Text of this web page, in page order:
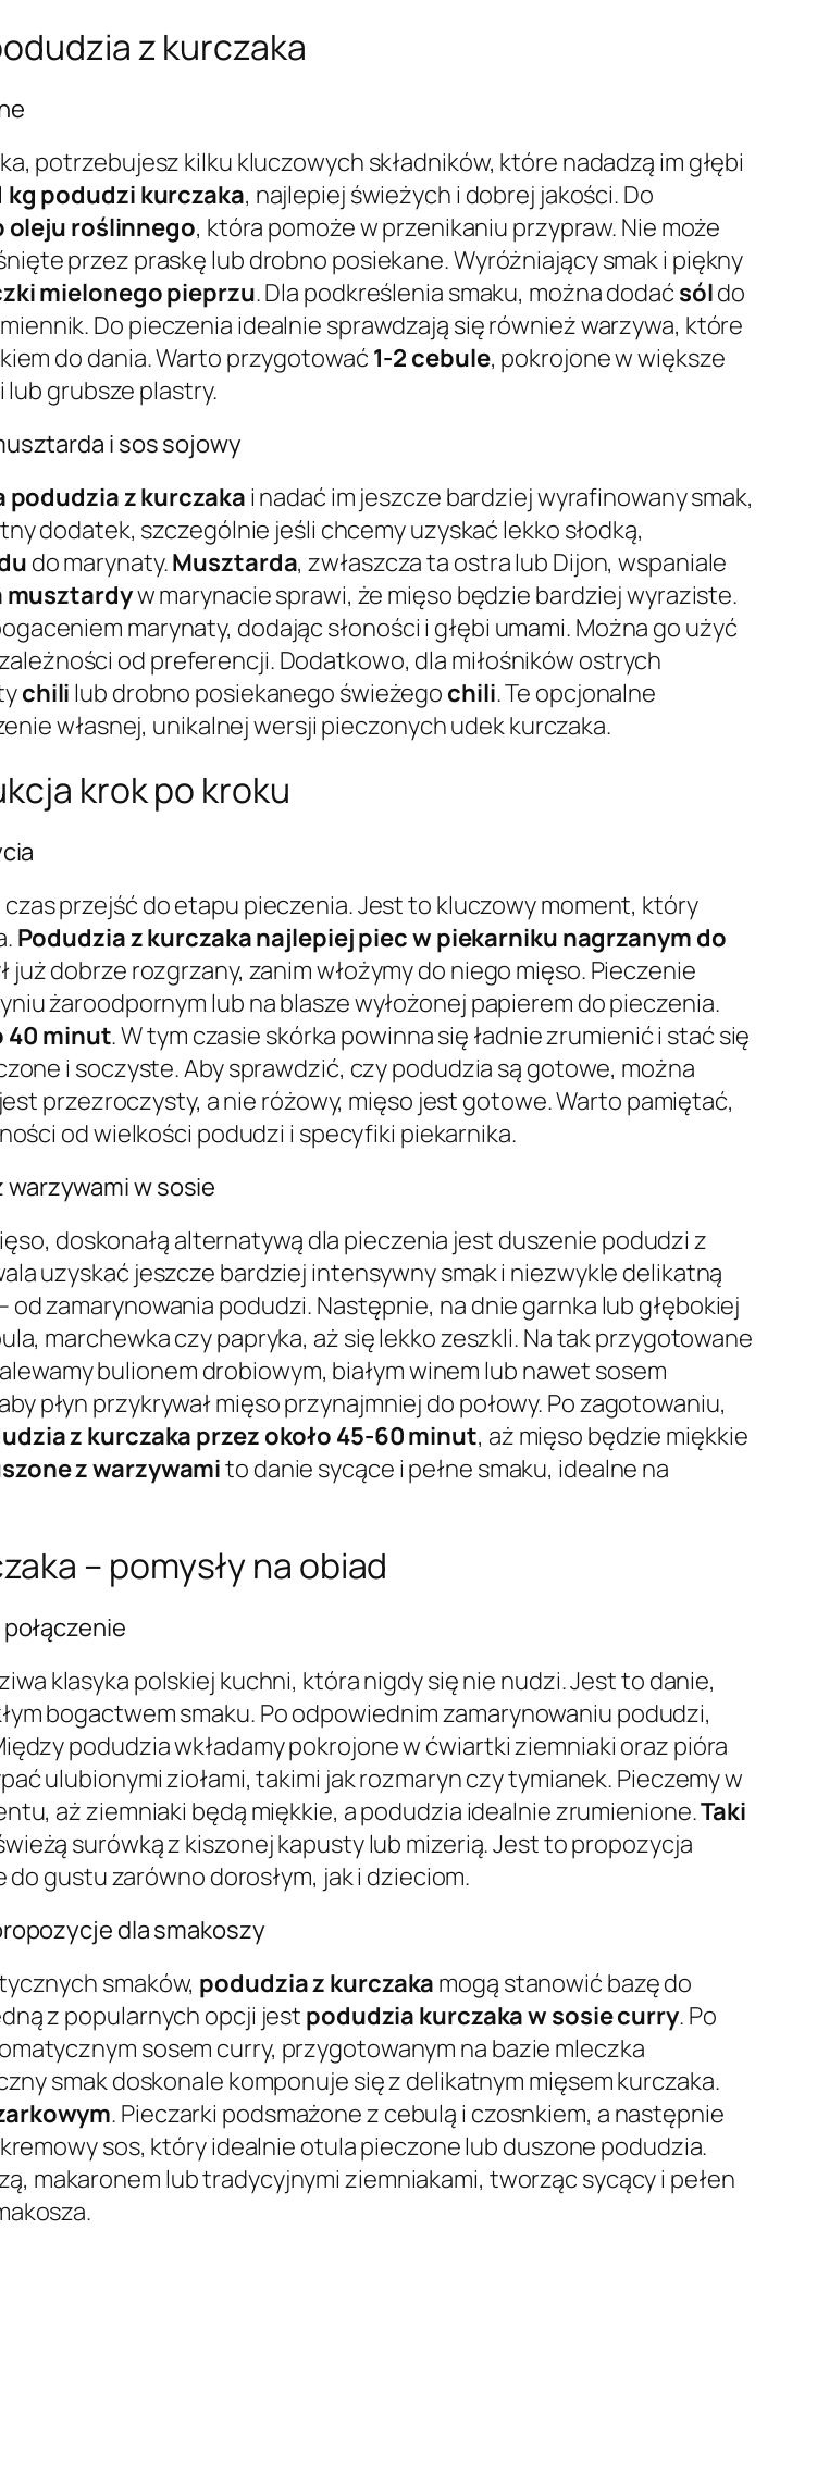
z kurczaka
potrzebujesz kilku kluczowych składników, które nadadzą im głębi
kg podudzi kurczaka, najlepiej świeżych i dobrej jakości. Do
oleju roślinnego, która pomoże w przenikaniu przypraw. Nie może
przez praskę lub drobno posiekane. Wyróżniający smak i piękny
mielonego pieprzu. Dla podkreślenia smaku, można dodać sóldo
Do pieczenia idealnie sprawdzają się również warzywa, które
do dania. Warto przygotować 1-2 cebule, pokrojone w większe
grubsze plastry.
i sos sojowy
podudzia z kurczaka i nadać im jeszcze bardziej wyrafinowany smak,
dodatek, szczególnie jeśli chcemy uzyskać lekko słodką,
do marynaty.Musztarda, zwłaszcza ta ostra lub Dijon, wspaniale
musztardyw marynacie sprawi, że mięso będzie bardziej wyraziste.
marynaty, dodając słoności i głębi umami. Można go użyć
od preferencji. Dodatkowo, dla miłośników ostrych
chili lub drobno posiekanego świeżego chili. Te opcjonalne
własnej, unikalnej wersji pieczonych udek kurczaka.
krok po kroku
przejść do etapu pieczenia. Jest to kluczowy moment, który
Podudzia z kurczaka najlepiej piec w piekarniku nagrzanym do
już dobrze rozgrzany, zanim włożymy do niego mięso. Pieczenie
żaroodpornym lub na blasze wyłożonej papierem do pieczenia.
40 minut. W tym czasie skórka powinna się ładnie zrumienić i stać się
i soczyste. Aby sprawdzić, czy podudzia są gotowe, można
przezroczysty, a nie różowy, mięso jest gotowe. Warto pamiętać,
od wielkości podudzi i specyfiki piekarnika.
w sosie
doskonałą alternatywą dla pieczenia jest duszenie podudzi z
uzyskać jeszcze bardziej intensywny smak i niezwykle delikatną
zamarynowania podudzi. Następnie, na dnie garnka lub głębokiej
marchewka czy papryka, aż się lekko zeszkli. Na tak przygotowane
bulionem drobiowym, białym winem lub nawet sosem
płyn przykrywał mięso przynajmniej do połowy. Po zagotowaniu,
z kurczaka przez około 45-60 minut, aż mięso będzie miękkie
z warzywamito danie sycące i pełne smaku, idealne na
– pomysły na obiad
klasyka polskiej kuchni, która nigdy się nie nudzi. Jest to danie,
bogactwem smaku. Po odpowiednim zamarynowaniu podudzi,
podudzia wkładamy pokrojone w ćwiartki ziemniaki oraz pióra
ulubionymi ziołami, takimi jak rozmaryn czy tymianek. Pieczemy w
aż ziemniaki będą miękkie, a podudzia idealnie zrumienione.Taki
surówką z kiszonej kapusty lub mizerią. Jest to propozycja
gustu zarówno dorosłym, jak i dzieciom.
dla smakoszy
smaków, podudzia z kurczaka mogą stanowić bazę do
z popularnych opcji jest podudzia kurczaka w sosie curry. Po
sosem curry, przygotowanym na bazie mleczka
smak doskonale komponuje się z delikatnym mięsem kurczaka.
. Pieczarki podsmażone z cebulą i czosnkiem, a następnie
sos, który idealnie otula pieczone lub duszone podudzia.
makaronem lub tradycyjnymi ziemniakami, tworząc sycący i pełen